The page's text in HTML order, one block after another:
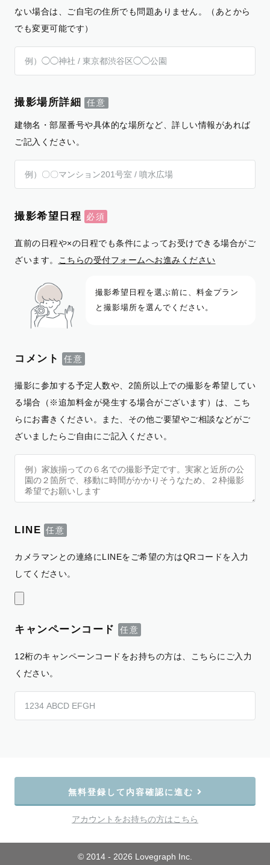
ない場合は、ご自宅の住所でも問題ありません。（あとから
でも変更可能です）
撮影場所詳細
建物名・部屋番号や具体的な場所など、詳しい情報があれば
ご記入ください。
撮影希望日程
直前の日程や×の日程でも条件によってお受けできる場合がご
ざいます。
こちらの受付フォームへお進みください
撮影希望日程を選ぶ前に、料金プラン
と撮影場所を選んでください。
コメント
撮影に参加する予定人数や、2箇所以上での撮影を希望してい
る場合（※追加料金が発生する場合がございます）は、こち
らにお書きください。また、その他ご要望やご相談などがご
ざいましたらご自由にご記入ください。
LINE
カメラマンとの連絡にLINEをご希望の方はQRコードを入力
してください。
キャンペーンコード
12桁のキャンペーンコードをお持ちの方は、こちらにご入力
ください。
無料登録して内容確認に進む
アカウントをお持ちの方はこちら
© 2014 - 2026 Lovegraph Inc.